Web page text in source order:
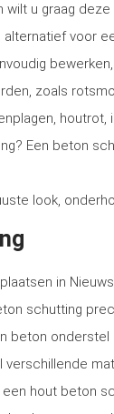
wilt u graag deze
voor
zoals
houtrot,
Een beton
look,
in
schutting
beton
hout beton